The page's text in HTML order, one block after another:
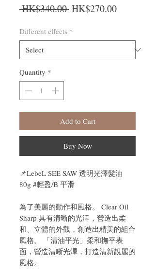
HK$340.00 Regular Price
HK$270.00Sale Price
Different effects *
Quantity *
Add to Cart
Buy Now
📌LebeL SEE SAW 透明光澤髮油
80g #輕盈/B 平滑
為了美麗的動作和風格。 Clear Oil
Sharp 具有清晰的光澤，營造出柔
和、立體的外觀，創造出精美的組合
風格。 「清油平光」柔和撫平表
面，營造清晰光澤，打造清新靚麗的
風格。